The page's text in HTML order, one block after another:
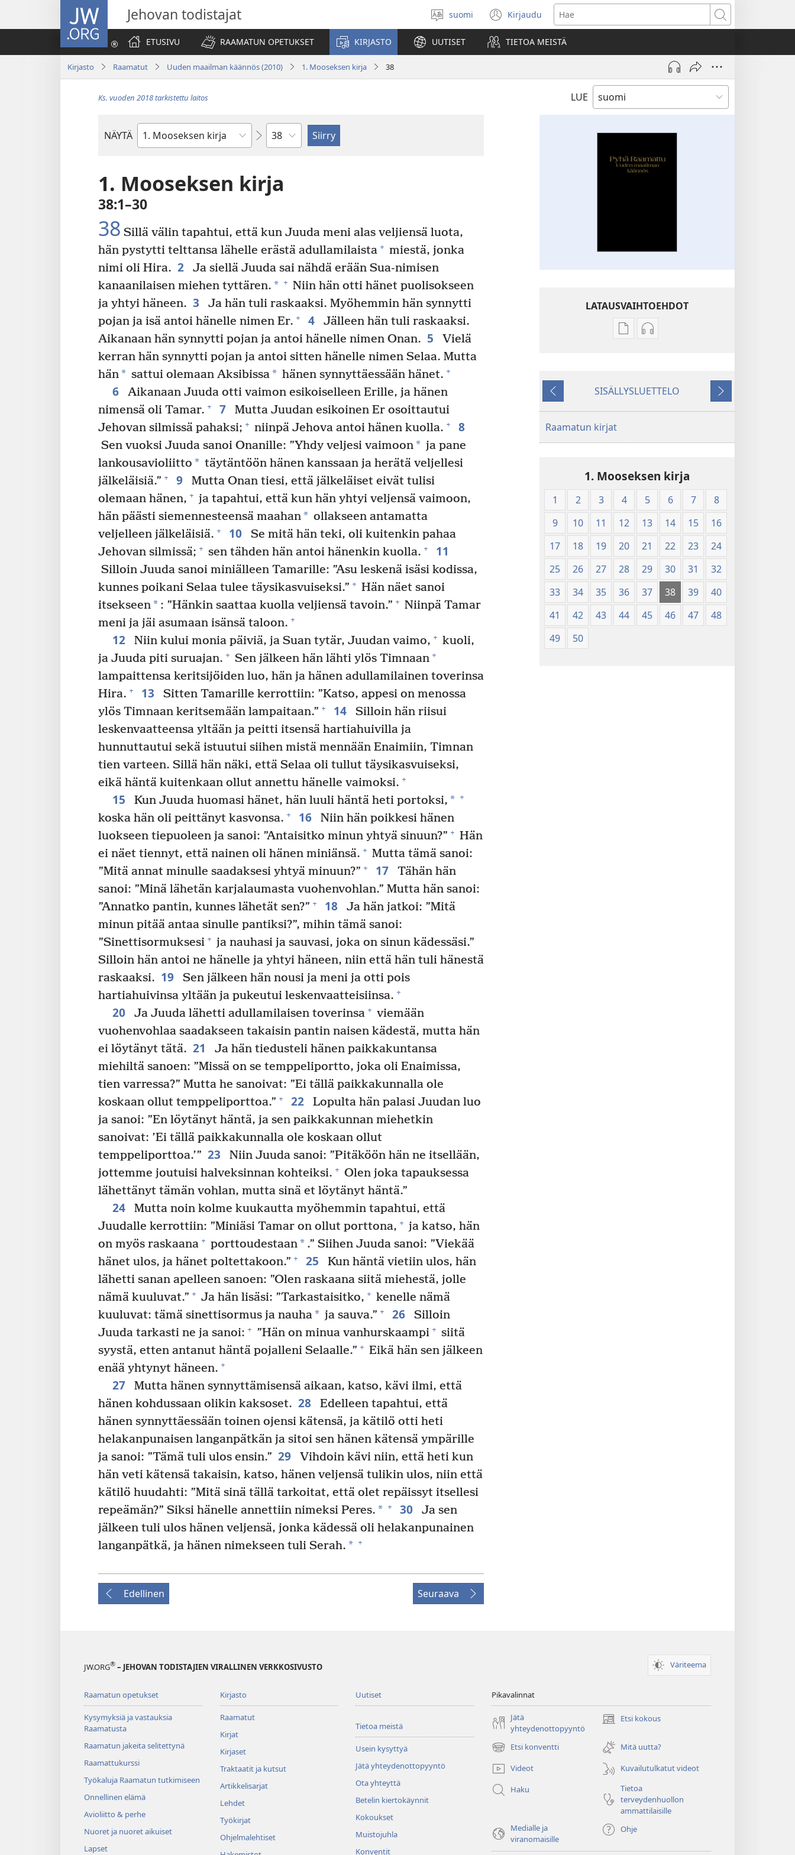
JW.ORG Jehovan todistajat
Valitse
kieli
suomi Kirjaudu
(avaa
uuden
ikkunan)
Hae
ETUSIVU
RAAMATUN OPETUKSET KIRJASTO UUTISET TIETOA MEISTÄ
Kirjasto Raamatut Uuden maailman käännös (2010) 1. Mooseksen kirja 38
LUE
Ks. vuoden 2018 tarkistettu laitos
NÄYTÄ
Raamatun
Luku
1. Mooseksen kirja
38:1–30
38 Sillä välin tapahtui, että kun Juuda meni alas veljiensä luota,
hän pystytti telttansa lähelle erästä adullamilaista + miestä, jonka
nimi oli Hira. 2
Ja siellä Juuda sai nähdä erään Sua-nimisen
kanaanilaisen miehen tyttären. * + Niin hän otti hänet puolisokseen
ja yhtyi häneen. 3
Ja hän tuli raskaaksi. Myöhemmin hän synnytti
pojan ja isä antoi hänelle nimen Er. + 4
Jälleen hän tuli raskaaksi.
Aikanaan hän synnytti pojan ja antoi hänelle nimen Onan. 5
Vielä
kerran hän synnytti pojan ja antoi sitten hänelle nimen Selaa. Mutta
hän* sattui olemaan Aksibissa* hänen synnyttäessään hänet. +
6
Aikanaan Juuda otti vaimon esikoiselleen Erille, ja hänen
nimensä oli Tamar. + 7
Mutta Juudan esikoinen Er osoittautui
Jehovan silmissä pahaksi; + niinpä Jehova antoi hänen kuolla. + 8
Sen vuoksi Juuda sanoi Onanille: ”Yhdy veljesi vaimoon* ja pane
lankousavioliitto * täytäntöön hänen kanssaan ja herätä veljellesi
jälkeläisiä.” + 9
Mutta Onan tiesi, että jälkeläiset eivät tulisi
olemaan hänen, + ja tapahtui, että kun hän yhtyi veljensä vaimoon,
hän päästi siemennesteensä maahan* ollakseen antamatta
veljelleen jälkeläisiä. + 10
Se mitä hän teki, oli kuitenkin pahaa
Jehovan silmissä; + sen tähden hän antoi hänenkin kuolla. + 11
Silloin Juuda sanoi miniälleen Tamarille: ”Asu leskenä isäsi kodissa,
kunnes poikani Selaa tulee täysikasvuiseksi.” + Hän näet sanoi
itsekseen* : ”Hänkin saattaa kuolla veljiensä tavoin.” + Niinpä Tamar
meni ja jäi asumaan isänsä taloon. +
12 Niin kului monia päiviä, ja Suan tytär, Juudan vaimo, + kuoli,
ja Juuda piti suruajan. + Sen jälkeen hän lähti ylös Timnaan +
lampaittensa keritsijöiden luo, hän ja hänen adullamilainen toverinsa
Hira. + 13
Sitten Tamarille kerrottiin: ”Katso, appesi on menossa
ylös Timnaan keritsemään lampaitaan.” + 14
Silloin hän riisui
leskenvaatteensa yltään ja peitti itsensä hartiahuivilla ja
hunnuttautui sekä istuutui siihen mistä mennään Enaimiin, Timnan
tien varteen. Sillä hän näki, että Selaa oli tullut täysikasvuiseksi,
eikä häntä kuitenkaan ollut annettu hänelle vaimoksi. +
15 Kun Juuda huomasi hänet, hän luuli häntä heti portoksi, * +
koska hän oli peittänyt kasvonsa. + 16
Niin hän poikkesi hänen
luokseen tiepuoleen ja sanoi: ”Antaisitko minun yhtyä sinuun?” + Hän
ei näet tiennyt, että nainen oli hänen miniänsä. + Mutta tämä sanoi:
”Mitä annat minulle saadaksesi yhtyä minuun?” + 17
Tähän hän
sanoi: ”Minä lähetän karjalaumasta vuohenvohlan.” Mutta hän sanoi:
”Annatko pantin, kunnes lähetät sen?” + 18
Ja hän jatkoi: ”Mitä
minun pitää antaa sinulle pantiksi?”, mihin tämä sanoi:
”Sinettisormuksesi + ja nauhasi ja sauvasi, joka on sinun kädessäsi.”
Silloin hän antoi ne hänelle ja yhtyi häneen, niin että hän tuli hänestä
raskaaksi. 19
Sen jälkeen hän nousi ja meni ja otti pois
hartiahuivinsa yltään ja pukeutui leskenvaatteisiinsa. +
20 Ja Juuda lähetti adullamilaisen toverinsa + viemään
vuohenvohlaa saadakseen takaisin pantin naisen kädestä, mutta hän
ei löytänyt tätä. 21
Ja hän tiedusteli hänen paikkakuntansa
miehiltä sanoen: ”Missä on se temppeliportto, joka oli Enaimissa,
tien varressa?” Mutta he sanoivat: ”Ei tällä paikkakunnalla ole
koskaan ollut temppeliporttoa.” + 22
Lopulta hän palasi Juudan luo
ja sanoi: ”En löytänyt häntä, ja sen paikkakunnan miehetkin
sanoivat: ’Ei tällä paikkakunnalla ole koskaan ollut
temppeliporttoa.’” 23
Niin Juuda sanoi: ”Pitäköön hän ne itsellään,
jottemme joutuisi halveksinnan kohteiksi. + Olen joka tapauksessa
lähettänyt tämän vohlan, mutta sinä et löytänyt häntä.”
24
Mutta noin kolme kuukautta myöhemmin tapahtui, että
Juudalle kerrottiin: ”Miniäsi Tamar on ollut porttona, + ja katso, hän
on myös raskaana + porttoudestaan* .” Siihen Juuda sanoi: ”Viekää
hänet ulos, ja hänet poltettakoon.” + 25
Kun häntä vietiin ulos, hän
lähetti sanan apelleen sanoen: ”Olen raskaana siitä miehestä, jolle
nämä kuuluvat.” + Ja hän lisäsi: ”Tarkastaisitko, + kenelle nämä
kuuluvat: tämä sinettisormus ja nauha* ja sauva.” + 26
Silloin
Juuda tarkasti ne ja sanoi: + ”Hän on minua vanhurskaampi + siitä
syystä, etten antanut häntä pojalleni Selaalle.” + Eikä hän sen jälkeen
enää yhtynyt häneen. +
27
Mutta hänen synnyttämisensä aikaan, katso, kävi ilmi, että
hänen kohdussaan olikin kaksoset. 28
Edelleen tapahtui, että
hänen synnyttäessään toinen ojensi kätensä, ja kätilö otti heti
helakanpunaisen langanpätkän ja sitoi sen hänen kätensä ympärille
ja sanoi: ”Tämä tuli ulos ensin.” 29
Vihdoin kävi niin, että heti kun
hän veti kätensä takaisin, katso, hänen veljensä tulikin ulos, niin että
kätilö huudahti: ”Mitä sinä tällä tarkoitat, että olet repäissyt itsellesi
repeämän?” Siksi hänelle annettiin nimeksi Peres. * + 30
Ja sen
jälkeen tuli ulos hänen veljensä, jonka kädessä oli helakanpunainen
langanpätkä, ja hänen nimekseen tuli Serah. * +
Edellinen Seuraava
LATAUSVAIHTOEHDOT
Julkaisujen
–
Äänitteiden
–
Edellinen
SISÄLLYSLUETTELO
Seuraava
Raamatun kirjat
1. Mooseksen kirja
1 2 3 4 5 6 7
8
9
10 11 12 13 14 15
16
17
18 19 20 21 22 23
24
25
26 27 28 29 30 31
32
33
34 35 36 37 38 39
40
41
42 43 44 45 46 47
48
49
50
JW.ORG® – JEHOVAN TODISTAJIEN VIRALLINEN VERKKOSIVUSTO Väriteema
Raamatun opetukset
Kysymyksiä ja vastauksia
Raamatusta
Raamatun jakeita selitettynä
Raamattukurssi
Työkaluja Raamatun tutkimiseen
Onnellinen elämä
Avioliitto & perhe
Nuoret ja nuoret aikuiset
Lapset
Kirjasto
Raamatut
Kirjat
Kirjaset
Traktaatit ja kutsut
Artikkelisarjat
Lehdet
Työkirjat
Ohjelmalehtiset
Uutiset
Tietoa meistä
Usein kysyttyä
Jätä yhteydenottopyyntö
Ota yhteyttä
Betelin kiertokäynnit
Kokoukset
Muistojuhla
Konventit
Pikavalinnat
Jätä
yhteydenottopyyntö
Etsi kokous
(avaa
ikkunan)
Etsi konventti
(avaa
uuden
ikkunan)
Mitä uutta?
Videot
Kuvailutulkatut videot
Haku
Tietoa
terveydenhuollon
ammattilaisille
Medialle ja
viranomaisille
Ohje